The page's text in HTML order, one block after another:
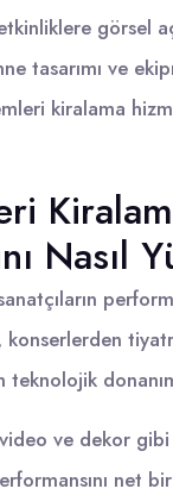
görsel
tasarımı ve
kiralama
Nasıl
konserlerden
ve dekor
net